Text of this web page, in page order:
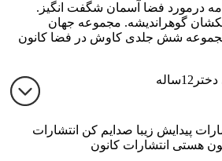
درمورد فضا آسمان شگفت انگیز.
گوهراندیشه. مجموعه جهان
مجموعه شش جلدی کاوش در فضا کانون
پیدایش زیبا صدایم کن انتشارات
هستی انتشارات کانون